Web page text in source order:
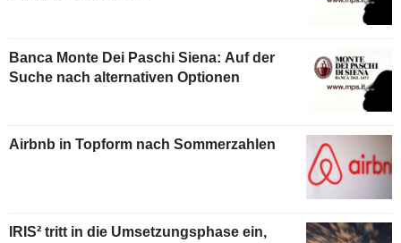
Banca Monte Dei Paschi Siena: Auf der
Suche nach alternativen Optionen
Airbnb in Topform nach Sommerzahlen
IRIS² tritt in die Umsetzungsphase ein,